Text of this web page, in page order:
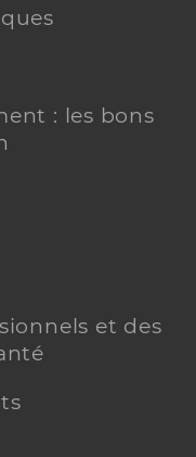
: les bons
et des